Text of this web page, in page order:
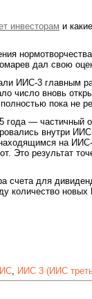
инвесторам и
дал свою
ИИС-3 главным
число вновь
пока не
года — частичный
внутри
на
Это результат
счета для
количество
ИИС 3 (ИИС